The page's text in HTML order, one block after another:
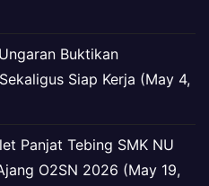
Buktikan
Siap Kerja (May 4,
Panjat Tebing SMK NU
O2SN 2026 (May 19,